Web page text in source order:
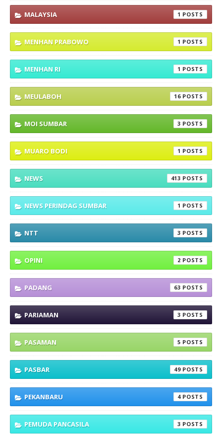
MALAYSIA 1
MENHAN PRABOWO 1
MENHAN RI 1
MEULABOH 16
MOI SUMBAR 3
MUARO BODI 1
NEWS 413
NEWS PERINDAG SUMBAR 1
NTT 3
OPINI 2
PADANG 63
PARIAMAN 3
PASAMAN 5
PASBAR 49
PEKANBARU 4
PEMUDA PANCASILA 3